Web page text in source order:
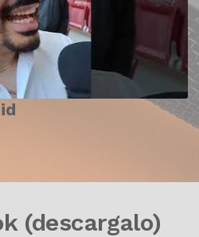
(descargalo)